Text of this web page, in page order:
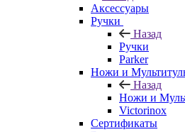
Аксессуары
Ручки
Назад
Ручки
Parker
Ножи и
Назад
Ножи и
Victorinox
Сертификаты